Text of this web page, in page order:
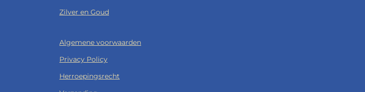
Zilver en Goud
Algemene voorwaarden
Privacy Policy
Herroepingsrecht